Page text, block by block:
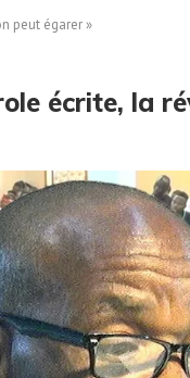
peut égarer »
écrite, la